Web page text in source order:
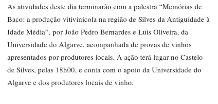
As atividades deste dia terminarão com a palestra “Memórias de
Baco: a produção vitivinícola na região de Silves da Antiguidade à
Idade Média”, por João Pedro Bernardes e Luís Oliveira, da
Universidade do Algarve, acompanhada de provas de vinhos
apresentados por produtores locais. A ação terá lugar no Castelo
de Silves, pelas 18h00, e conta com o apoio da Universidade do
Algarve e dos produtores locais de vinho.